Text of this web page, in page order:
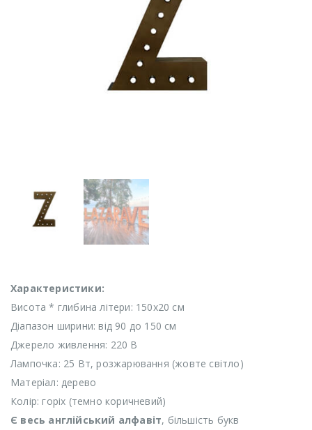
Характеристики:
Висота * глибина літери: 150х20 см
Діапазон ширини: від 90 до 150 см
Джерело живлення: 220 В
Лампочка: 25 Вт, розжарювання (жовте світло)
Матеріал: дерево
Колір: горіх (темно коричневий)
Є весь англійський алфавіт, більшість букв